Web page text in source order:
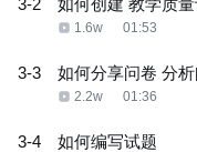
3-2 如何创建 教学质
1.6w 01:53
3-3 如何分享问卷 分
2.2w 01:36
3-4 如何编写试题